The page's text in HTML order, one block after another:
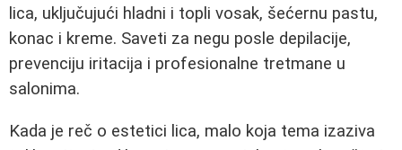
lica, uključujući hladni i topli vosak, šećernu pastu,
konac i kreme. Saveti za negu posle depilacije,
prevenciju iritacija i profesionalne tretmane u
salonima.
Kada je reč o estetici lica, malo koja tema izaziva